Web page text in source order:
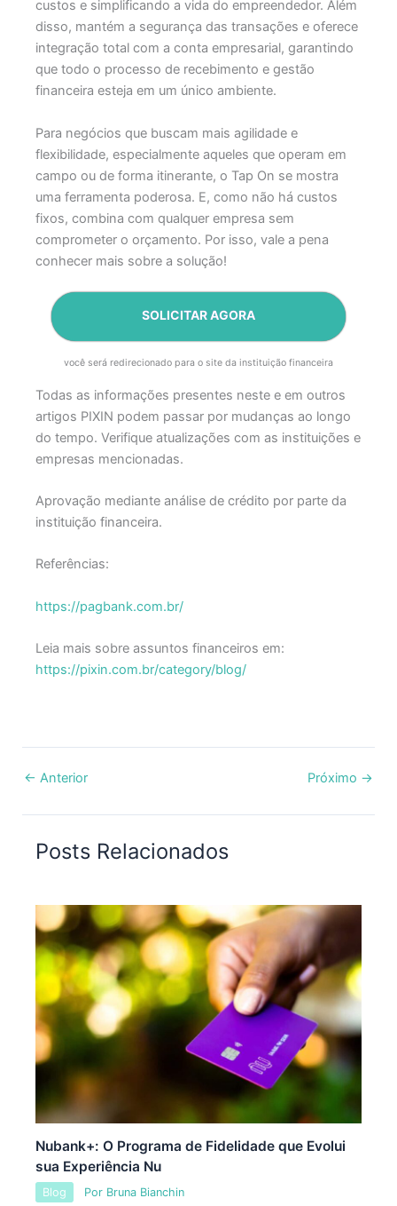
custos e simplificando a vida do empreendedor. Além
disso, mantém a segurança das transações e oferece
integração total com a conta empresarial, garantindo
que todo o processo de recebimento e gestão
financeira esteja em um único ambiente.
Para negócios que buscam mais agilidade e
flexibilidade, especialmente aqueles que operam em
campo ou de forma itinerante, o Tap On se mostra
uma ferramenta poderosa. E, como não há custos
fixos, combina com qualquer empresa sem
comprometer o orçamento. Por isso, vale a pena
conhecer mais sobre a solução!
SOLICITAR AGORA
você será redirecionado para o site da instituição financeira
Todas as informações presentes neste e em outros
artigos PIXIN podem passar por mudanças ao longo
do tempo. Verifique atualizações com as instituições e
empresas mencionadas.
Aprovação mediante análise de crédito por parte da
instituição financeira.
Referências:
https://pagbank.com.br/
Leia mais sobre assuntos financeiros em:
https://pixin.com.br/category/blog/
← Anterior Próximo →
Posts Relacionados
Nubank+: O Programa de Fidelidade que Evolui
sua Experiência Nu
Blog Por Bruna Bianchin